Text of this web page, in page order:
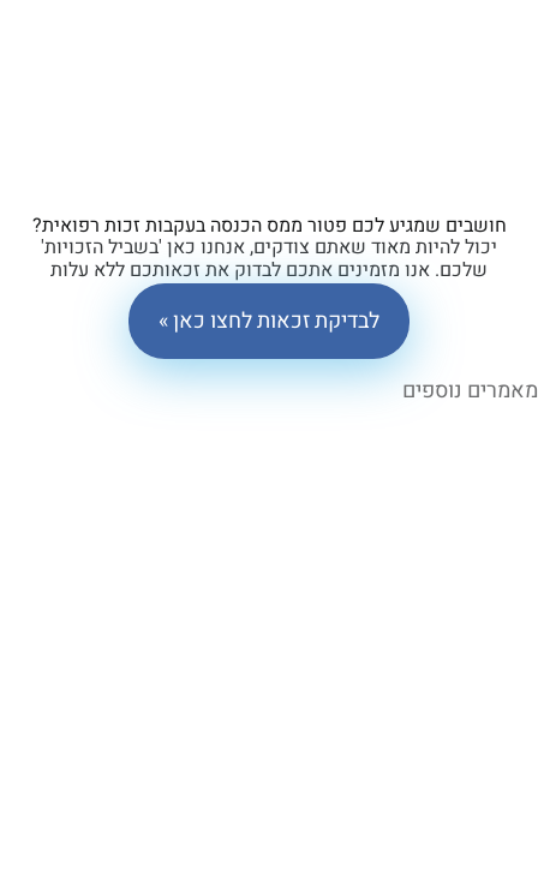
שמגיע לכם פטור ממס הכנסה בעקבות זכות רפואית?
להיות מאוד שאתם צודקים, אנחנו כאן 'בשביל הזכויות'
אנו מזמינים אתכם לבדוק את זכאותכם ללא עלות
וללא התחייבות.
לבדיקת זכאות לחצו כאן »